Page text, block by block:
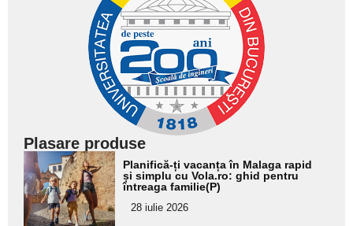
Plasare produse
Adaugă
aici textul
pentru
subtitlu
Planifică-ți vacanța în Malaga rapid
și simplu cu Vola.ro: ghid pentru
întreaga familie(P)
28 iulie 2026